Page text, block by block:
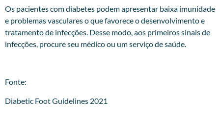
Os pacientes com diabetes podem apresentar baixa imunidade
e problemas vasculares o que favorece o desenvolvimento e
tratamento de infecções. Desse modo, aos primeiros sinais de
infecções, procure seu médico ou um serviço de saúde.
Fonte:
Diabetic Foot Guidelines 2021